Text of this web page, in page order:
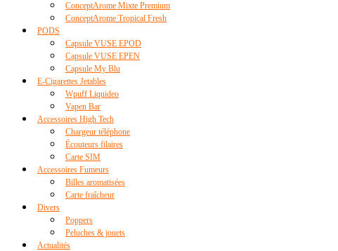
ConceptArome Mixte Premium
ConceptArome Tropical Fresh
PODS
Capsule VUSE EPOD
Capsule VUSE EPEN
Capsule My Blu
E-Cigarettes Jetables
Wpuff Liquideo
Vapen Bar
Accessoires High Tech
Chargeur téléphone
Écouteurs filaires
Carte SIM
Accessoires Fumeurs
Billes aromatisées
Carte fraîcheur
Divers
Poppers
Peluches & jouets
Actualités